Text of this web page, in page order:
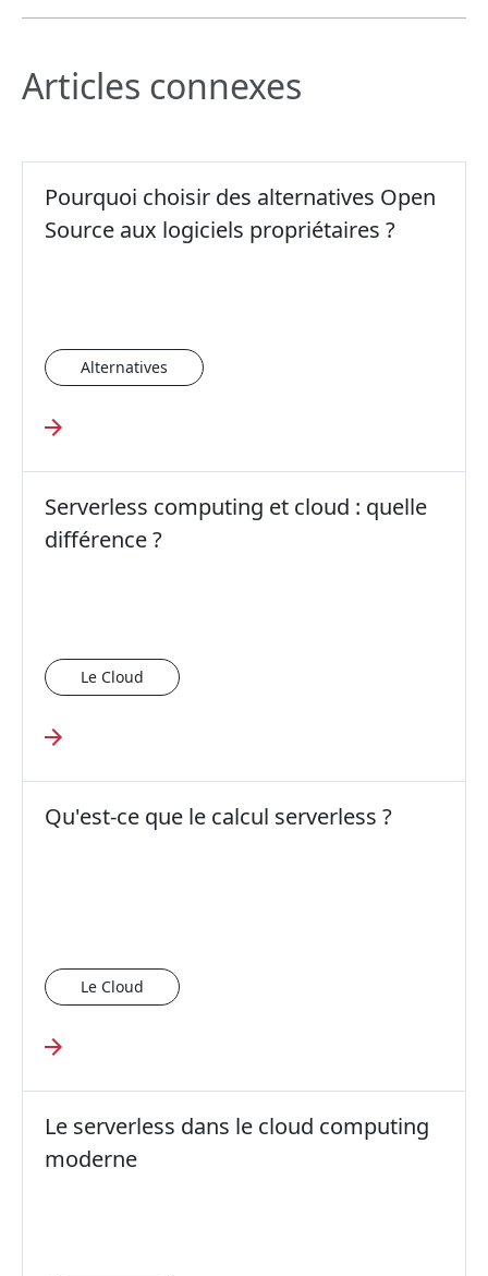
Articles connexes
Pourquoi choisir des alternatives Open
Source aux logiciels propriétaires ?
Alternatives
Serverless computing et cloud : quelle
différence ?
Le Cloud
Qu'est-ce que le calcul serverless ?
Le Cloud
Le serverless dans le cloud computing
moderne